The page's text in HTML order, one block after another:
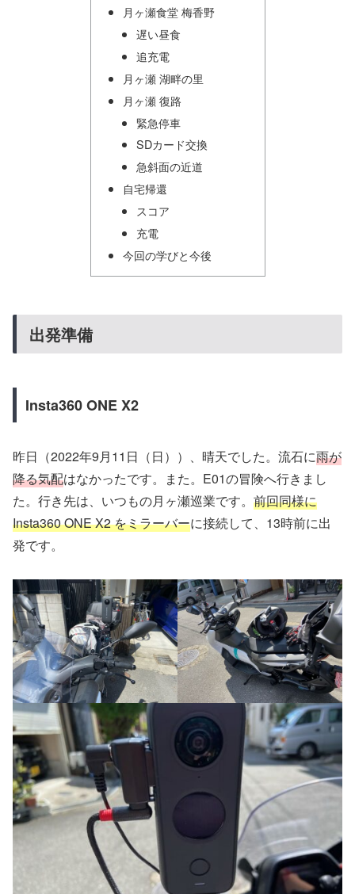
月ヶ瀬食堂 梅香野
遅い昼食
追充電
月ヶ瀬 湖畔の里
月ヶ瀬 復路
緊急停車
SDカード交換
急斜面の近道
自宅帰還
スコア
充電
今回の学びと今後
出発準備
Insta360 ONE X2
昨日（2022年9月11日（日））、晴天でした。流石に雨が
降る気配はなかったです。また。E01の冒険へ行きまし
た。行き先は、いつもの月ヶ瀬巡業です。 前回同様に
Insta360 ONE X2 をミラーバーに接続して、13時前に出
発です。